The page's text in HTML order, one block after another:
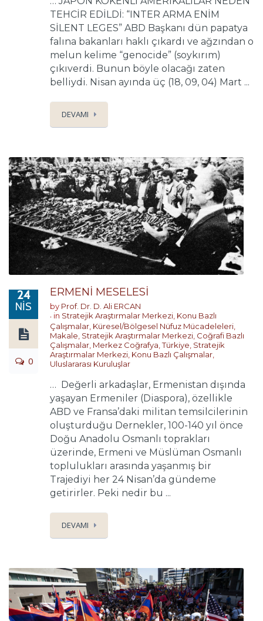
TEHCİR EDİLDİ: “INTER ARMA ENİM
SİLENT LEGES” ABD Başkanı dün papatya
falına bakanları haklı çıkardı ve ağzından o
melun kelime “genocide” (soykırım)
çıkıverdi. Bunun böyle olacağı zaten
belliydi. Nisan ayında üç (18, 09, 04) Mart ...
DEVAMI
24
NIS
0
ERMENİ MESELESİ
by Prof. Dr. D. Ali ERCAN
in Stratejik Araştırmalar Merkezi Konu Bazlı
Çalışmalar Küresel/Bölgesel Nüfuz Mücadeleleri
Makale Stratejik Araştırmalar Merkezi Coğrafi Bazlı
Çalışmalar Merkez Coğrafya ,Türkiye Stratejik
Araştırmalar Merkezi Konu Bazlı Çalışmalar
Uluslararası Kuruluşlar
… Değerli arkadaşlar, Ermenistan dışında
yaşayan Ermeniler (Diaspora), özellikle
ABD ve Fransa’daki militan temsilcilerinin
oluşturduğu Dernekler, 100-140 yıl önce
Doğu Anadolu Osmanlı toprakları
üzerinde, Ermeni ve Müslüman Osmanlı
toplulukları arasında yaşanmış bir
Trajediyi her 24 Nisan’da gündeme
getirirler. Peki nedir bu ...
DEVAMI